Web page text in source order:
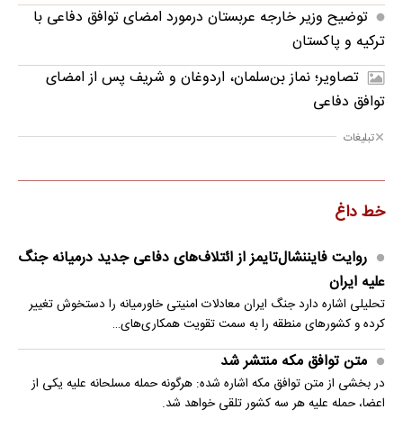
توضیح وزیر خارجه عربستان درمورد امضای توافق دفاعی با
ترکیه و پاکستان
تصاویر؛ نماز بن‌سلمان، اردوغان و شریف پس از امضای
توافق دفاعی
تبلیغات
خط داغ
روایت فایننشال‌تایمز از ائتلاف‌های دفاعی جدید درمیانه جنگ
علیه ایران
تحلیلی اشاره دارد جنگ ایران معادلات امنیتی خاورمیانه را دستخوش تغییر
کرده و کشورهای منطقه را به سمت تقویت همکاری‌های…
متن توافق مکه منتشر شد
در بخشی از متن توافق مکه اشاره شده: هرگونه حمله مسلحانه علیه یکی از
اعضا، حمله علیه هر سه کشور تلقی خواهد شد.